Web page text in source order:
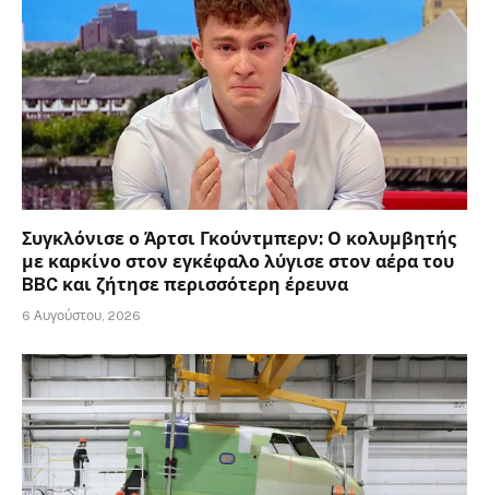
Συγκλόνισε ο Άρτσι Γκούντμπερν: Ο κολυμβητής
με καρκίνο στον εγκέφαλο λύγισε στον αέρα του
BBC και ζήτησε περισσότερη έρευνα
6 Αυγούστου, 2026